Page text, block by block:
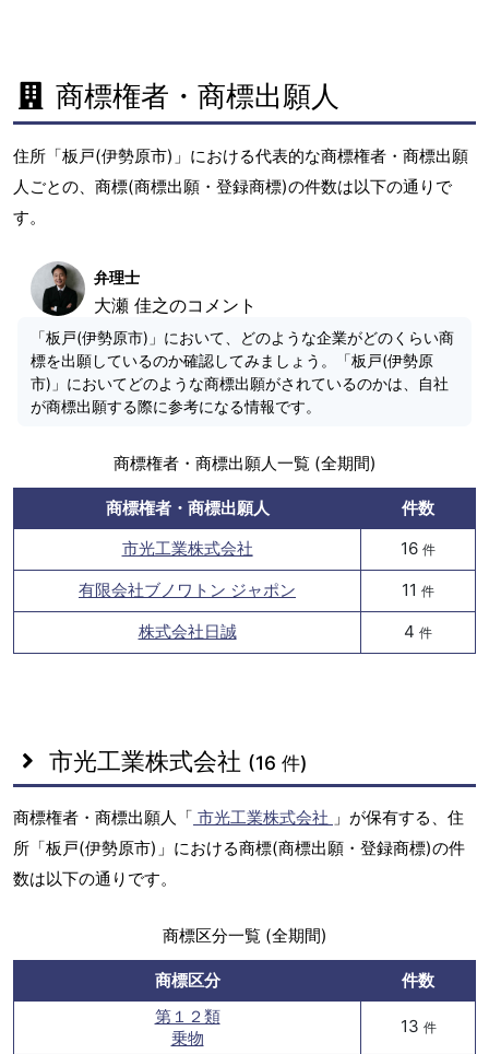
商標権者・商標出願人
住所「板戸(伊勢原市)」における代表的な商標権者・商標出願
人ごとの、商標(商標出願・登録商標)の件数は以下の通りで
す。
弁理士
大瀬 佳之のコメント
「板戸(伊勢原市)」において、どのような企業がどのくらい商
標を出願しているのか確認してみましょう。「板戸(伊勢原
市)」においてどのような商標出願がされているのかは、自社
が商標出願する際に参考になる情報です。
商標権者・商標出願人一覧 (全期間)
商標権者・商標出願人
件数
市光工業株式会社
16 件
有限会社ブノワトン ジャポン 11 件
株式会社日誠 4 件
市光工業株式会社 (16 件)
商標権者・商標出願人「 市光工業株式会社 」が保有する、住
所「板戸(伊勢原市)」における商標(商標出願・登録商標)の件
数は以下の通りです。
商標区分一覧 (全期間)
商標区分
件数
第１２類
乗物
13 件